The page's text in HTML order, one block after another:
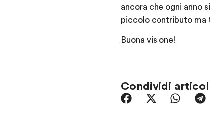
ancora che ogni anno
piccolo contributo ma
Buona visione!
Condividi